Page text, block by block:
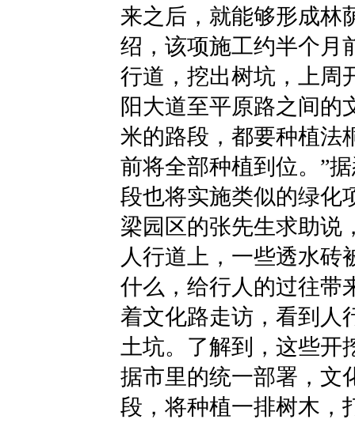
来之后，就能够形成林
绍，该项施工约半个月
行道，挖出树坑，上周
阳大道至平原路之间的
米的路段，都要种植法
前将全部种植到位。”
段也将实施类似的绿化
梁园区的张先生求助说
人行道上，一些透水砖
什么，给行人的过往带
着文化路走访，看到人
土坑。了解到，这些开
据市里的统一部署，文
段，将种植一排树木，